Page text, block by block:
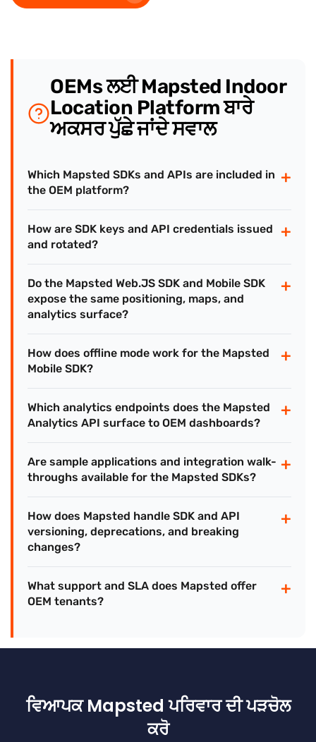
OEMs ਲਈ Mapsted Indoor
Location Platform ਬਾਰੇ
ਅਕਸਰ ਪੁੱਛੇ ਜਾਂਦੇ ਸਵਾਲ
Which Mapsted SDKs and APIs are included in
the OEM platform?
+
How are SDK keys and API credentials issued
and rotated?
+
Do the Mapsted Web.JS SDK and Mobile SDK
expose the same positioning, maps, and
analytics surface?
+
How does offline mode work for the Mapsted
Mobile SDK?
+
Which analytics endpoints does the Mapsted
Analytics API surface to OEM dashboards?
+
Are sample applications and integration walk-
throughs available for the Mapsted SDKs?
+
How does Mapsted handle SDK and API
versioning, deprecations, and breaking
changes?
+
What support and SLA does Mapsted offer
OEM tenants?
+
ਵਿਆਪਕ Mapsted ਪਰਿਵਾਰ ਦੀ ਪੜਚੋਲ
ਕਰੋ